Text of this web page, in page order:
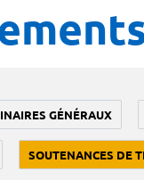
GÉNÉRAUX
SOUTENANCES DE